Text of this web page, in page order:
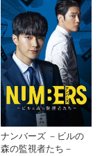
ナンバーズ －ビルの
森の監視者たち－